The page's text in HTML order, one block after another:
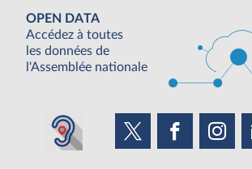
OPEN DATA
Accédez à toutes
les données de
l'Assemblée nationale